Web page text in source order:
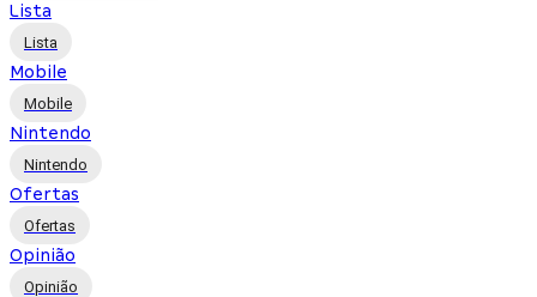
Lista
Lista
Mobile
Mobile
Nintendo
Nintendo
Ofertas
Ofertas
Opinião
Opinião